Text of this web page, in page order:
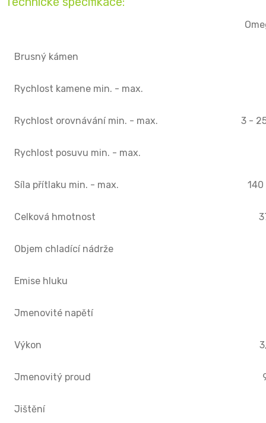
Brusný kámen
Rychlost kamene min. - max.
Rychlost orovnávání min. - max. 3 -
Rychlost posuvu min. - max.
Síla přítlaku min. - max.
Celková hmotnost
Objem chladící nádrže
Emise hluku
Jmenovité napětí
Výkon
Jmenovitý proud
Jištění